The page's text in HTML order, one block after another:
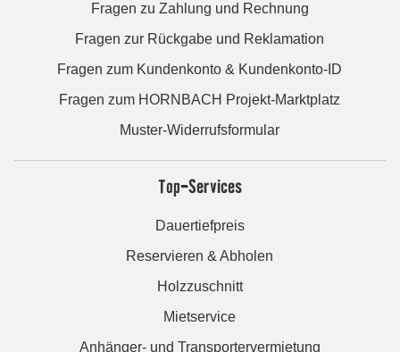
Fragen zu Zahlung und Rechnung
Fragen zur Rückgabe und Reklamation
Fragen zum Kundenkonto & Kundenkonto-ID
Fragen zum HORNBACH Projekt-Marktplatz
Muster-Widerrufsformular
Top-Services
Dauertiefpreis
Reservieren & Abholen
Holzzuschnitt
Mietservice
Anhänger- und Transportervermietung